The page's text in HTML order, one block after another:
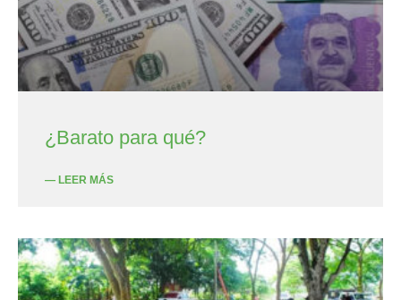
¿Barato para qué?
— LEER MÁS